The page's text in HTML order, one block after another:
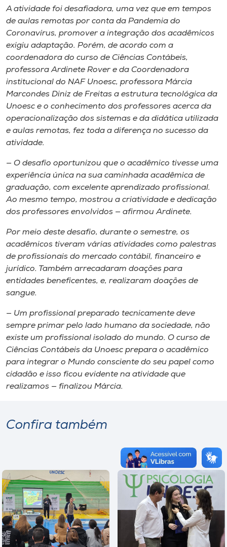
A atividade foi desafiadora, uma vez que em tempos
de aulas remotas por conta da Pandemia do
Coronavírus, promover a integração dos acadêmicos
exigiu adaptação. Porém, de acordo com a
coordenadora do curso de Ciências Contábeis,
professora Ardinete Rover e da Coordenadora
institucional do NAF Unoesc, professora Márcia
Marcondes Diniz de Freitas a estrutura tecnológica da
Unoesc e o conhecimento dos professores acerca da
operacionalização dos sistemas e da didática utilizada
e aulas remotas, fez toda a diferença no sucesso da
atividade.
— O desafio oportunizou que o acadêmico tivesse uma
experiência única na sua caminhada acadêmica de
graduação, com excelente aprendizado profissional.
Ao mesmo tempo, mostrou a criatividade e dedicação
dos professores envolvidos — afirmou Ardinete.
Por meio deste desafio, durante o semestre, os
acadêmicos tiveram várias atividades como palestras
de profissionais do mercado contábil, financeiro e
jurídico. Também arrecadaram doações para
entidades beneficentes, e, realizaram doações de
sangue.
— Um profissional preparado tecnicamente deve
sempre primar pelo lado humano da sociedade, não
existe um profissional isolado do mundo. O curso de
Ciências Contábeis da Unoesc prepara o acadêmico
para integrar o Mundo consciente do seu papel como
cidadão e isso ficou evidente na atividade que
realizamos — finalizou Márcia.
Confira também